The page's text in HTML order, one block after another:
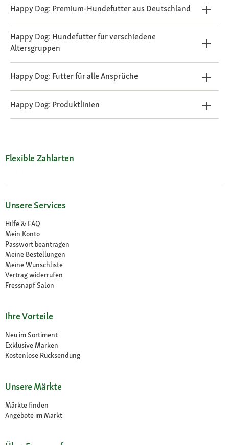
Happy Dog: Premium-Hundefutter aus Deutschland
Happy Dog: Hundefutter für verschiedene
Altersgruppen
Happy Dog: Futter für alle Ansprüche
Happy Dog: Produktlinien
Flexible Zahlarten
Unsere Services
Hilfe & FAQ
Mein Konto
Passwort beantragen
Meine Bestellungen
Meine Wunschliste
Vertrag widerrufen
Fressnapf Salon
Ihre Vorteile
Neu im Sortiment
Exklusive Marken
Kostenlose Rücksendung
Unsere Märkte
Märkte finden
Angebote im Markt